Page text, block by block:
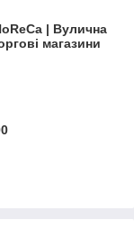
| Вулична
магазини